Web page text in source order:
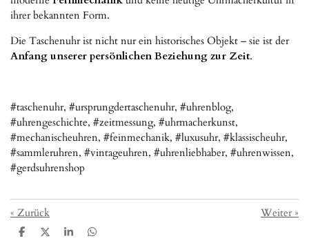
ihrer bekannten Form.
Die Taschenuhr ist nicht nur ein historisches Objekt – sie ist der
Anfang unserer persönlichen Beziehung zur Zeit.
#taschenuhr, #ursprungdertaschenuhr, #uhrenblog,
#uhrengeschichte, #zeitmessung, #uhrmacherkunst,
#mechanischeuhren, #feinmechanik, #luxusuhr, #klassischeuhr,
#sammleruhren, #vintageuhren, #uhrenliebhaber, #uhrenwissen,
#gerdsuhrenshop
« Zurück Weiter»
T
T
T
T